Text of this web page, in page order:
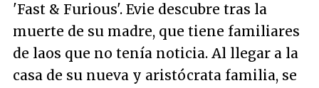
'Fast & Furious'. Evie descubre tras la
muerte de su madre, que tiene familiares
de laos que no tenía noticia. Al llegar a la
casa de su nueva y aristócrata familia, se